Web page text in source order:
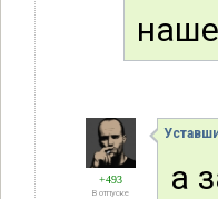
+493
В отпуске а